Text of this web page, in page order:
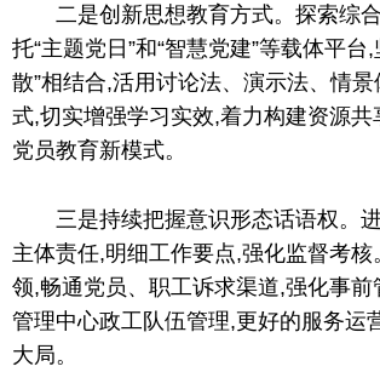
二是创新思想教育方式。探索综
托“主题党日”和“智慧党建”等载体平台,
散”相结合,活用讨论法、演示法、情
式,切实增强学习实效,着力构建资源共
党员教育新模式。
三是持续把握意识形态话语权。
主体责任,明细工作要点,强化监督考核
领,畅通党员、职工诉求渠道,强化事前
管理中心政工队伍管理,更好的服务运
大局。